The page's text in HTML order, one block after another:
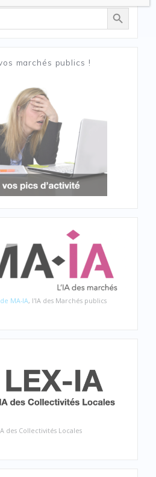
Search Search Button
marchés publics !
MA-IA, l'IA des Marchés publics
des Collectivités Locales